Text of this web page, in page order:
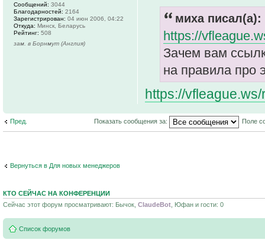
миха писал(а):
https://
Зачем вам
на правила про
https://
Сообщений: 3044
Благодарностей: 2164
Зарегистрирован: 04 июн 2006, 04:22
Откуда: Минск, Беларусь
Рейтинг: 508
зам. в Борнмут (Англия)
Пред. Показать сообщения за: Поле
Вернуться в Для новых менеджеров
КТО СЕЙЧАС НА КОНФЕРЕНЦИИ
Сейчас этот форум просматривают: Бычок, ClaudeBot , Юфан и гости: 0
Список форумов